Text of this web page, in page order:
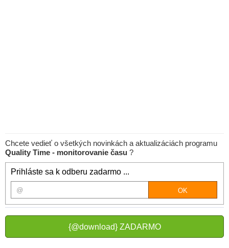
Chcete vedieť o všetkých novinkách a aktualizáciách programu
Quality Time - monitorovanie času ?
Prihláste sa k odberu zadarmo ...
{@download} ZADARMO